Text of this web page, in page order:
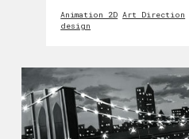
Animation 2D Art Direction
design